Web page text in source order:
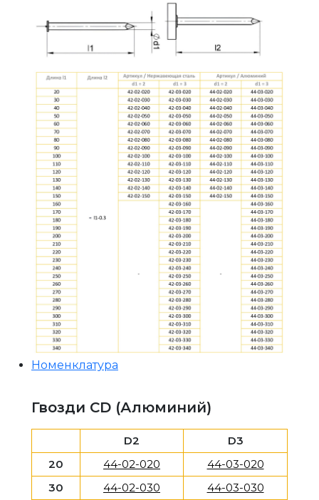
Номенклатура
Гвозди CD (Алюминий)
D2
D3
20
44-02-020
44-03-020
30
44-02-030
44-03-030